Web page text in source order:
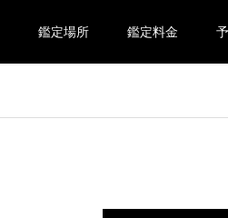
鑑定場所 鑑定料金